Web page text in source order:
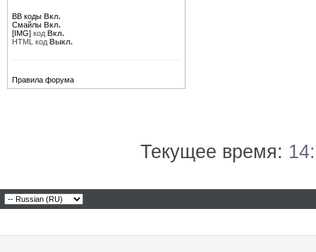
BB коды Вкл.
Смайлы Вкл.
[IMG] код Вкл.
HTML код Выкл.
Правила форума
Текущее время: